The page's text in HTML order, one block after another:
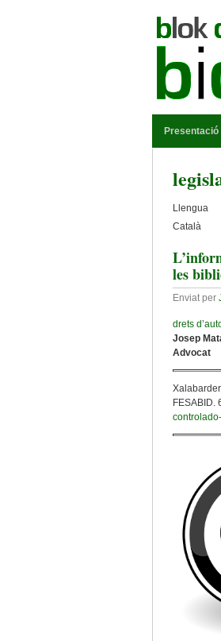
Presentació
Llengua
Català
les
Enviat per
drets
Josep
Advocat
FESABID.